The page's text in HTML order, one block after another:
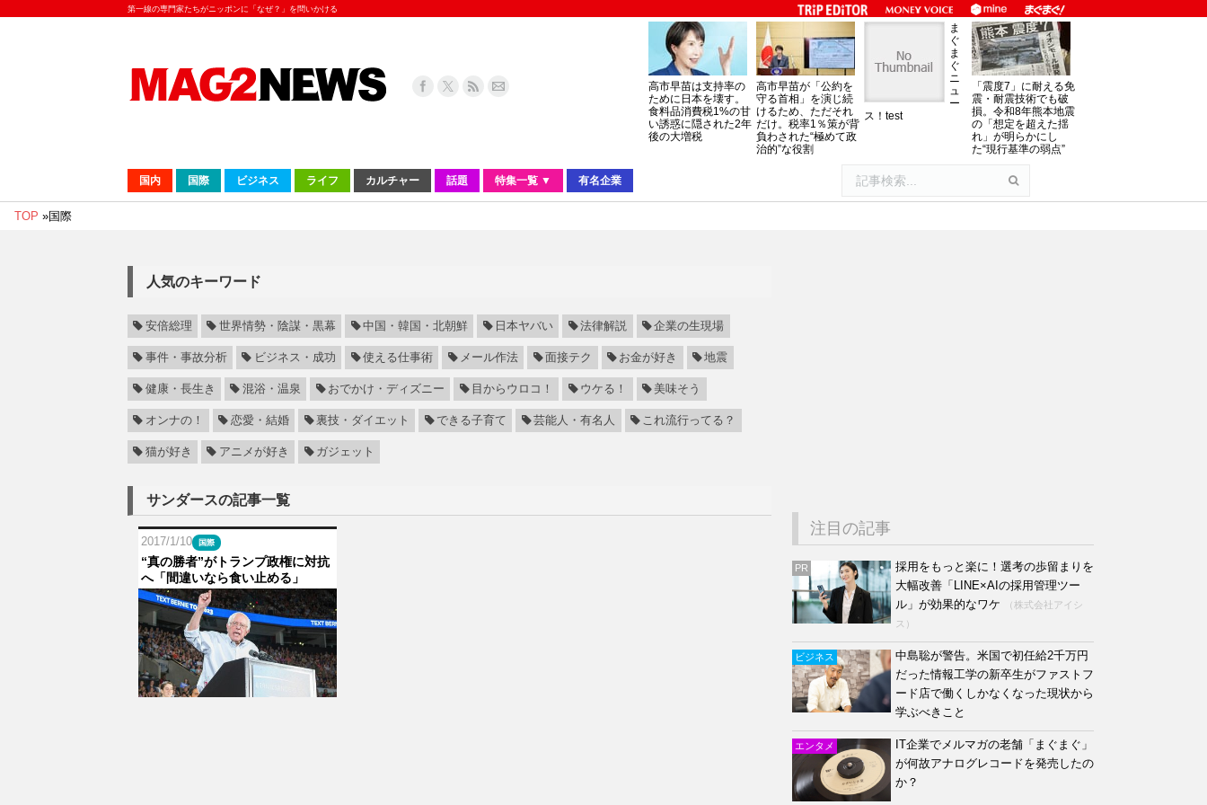
第一線の専門家たちがニッポンに「なぜ？」を問いかける
高市早苗は支持率の
ために日本を壊す。
食料品消費税1%の甘
い誘惑に隠された2年
後の大増税
高市早苗が「公約を
守る首相」を演じ続
けるため、ただそれ
だけ。税率1％策が背
負わされた“極めて政
治的”な役割
ま
ぐ
ま
ぐ
ニ
ュ
ー
ス！test
「震度7」に耐える免
震・耐震技術でも破
損。令和8年熊本地震
の「想定を超えた揺
れ」が明らかにし
た“現行基準の弱点”
国内 国際 ビジネス ライフ カルチャー 話題 特集一覧 ▼ 有名企業
TOP »国際
人気のキーワード
安倍総理 世界情勢・陰謀・黒幕 中国・韓国・北朝鮮 日本ヤバい 法律解説 企業の生現場
事件・事故分析 ビジネス・成功 使える仕事術 メール作法 面接テク お金が好き 地震
健康・長生き 混浴・温泉 おでかけ・ディズニー 目からウロコ！ ウケる！ 美味そう
オンナの！ 恋愛・結婚 裏技・ダイエット できる子育て 芸能人・有名人 これ流行ってる？
猫が好き アニメが好き ガジェット
サンダースの記事一覧
2017/1/10 国際
“真の勝者”がトランプ政権に対抗
へ「間違いなら食い止める」
注目の記事
PR
採用をもっと楽に！選考の歩留まりを
大幅改善「LINE×AIの採用管理ツー
ル」が効果的なワケ
（株式会社アイシ
ス）
ビジネス
中島聡が警告。米国で初任給2千万円
だった情報工学の新卒生がファストフ
ード店で働くしかなくなった現状から
学ぶべきこと
エンタメ
IT企業でメルマガの老舗「まぐまぐ」
が何故アナログレコードを発売したの
か？